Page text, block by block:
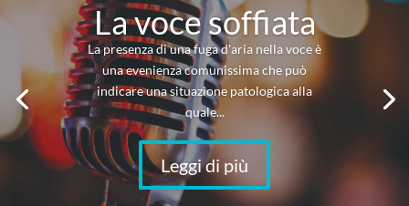
La voce soffiata
La presenza di una fuga d'aria nella voce è
una evenienza comunissima che può
indicare una situazione patologica alla
quale...
Leggi di più